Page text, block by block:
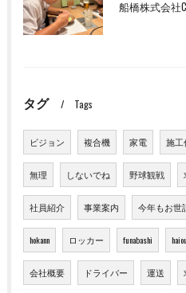
タグ Tags
ビジョン 複合機 家電 施工
無理 しないでね 野球観戦
社員紹介 事業案内 今年もお世
hokann ロッカー funabashi haiou
会社概要 ドライバー 運送